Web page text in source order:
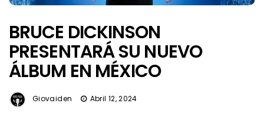
BRUCE DICKINSON
PRESENTARÁ SU NUEVO
ÁLBUM EN MÉXICO
Giovaiden Abril 12, 2024